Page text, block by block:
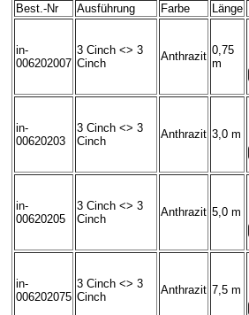
Best.-Nr Ausführung Farbe Länge
in-
006202007
3 Cinch <> 3
Cinch
Anthrazit 0,75
m
in-
00620203
3 Cinch <> 3
Cinch
Anthrazit 3,0 m
in-
00620205
3 Cinch <> 3
Cinch
Anthrazit 5,0 m
in-
006202075
3 Cinch <> 3
Cinch
Anthrazit 7,5 m